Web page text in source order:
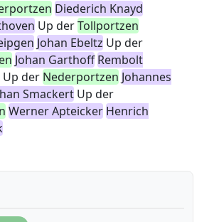
Diederich Knayd
Up derTollportzen
Johan Ebeltz Up der
Johan Garthoff Rembolt
Up der Nederportzen Johannes
Smackert Up der
Werner Apteicker Henrich